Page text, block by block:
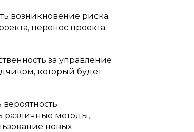
возникновение риска.
перенос проекта
за управление
который будет
различные методы,
новых